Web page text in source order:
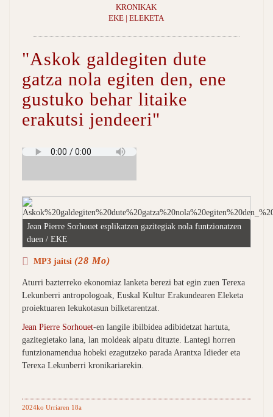
KRONIKAK
EKE | ELEKETA
"Askok galdegiten dute
gatza nola egiten den, ene
gustuko behar litaike
erakutsi jendeeri"
Jean Pierre Sorhouet esplikatzen gazitegiak nola funtzionatzen
duen / EKE
MP3 jaitsi (28 Mo)
Aturri bazterreko ekonomiaz lanketa berezi bat egin zuen Terexa
Lekunberri antropologoak, Euskal Kultur Erakundearen Eleketa
proiektuaren lekukotasun bilketarentzat.
Jean Pierre Sorhouet-en langile ibilbidea adibidetzat hartuta,
gazitegietako lana, lan moldeak aipatu dituzte. Lantegi horren
funtzionamendua hobeki ezagutzeko parada Arantxa Idieder eta
Terexa Lekunberri kronikariarekin.
2024ko Urriaren 18a